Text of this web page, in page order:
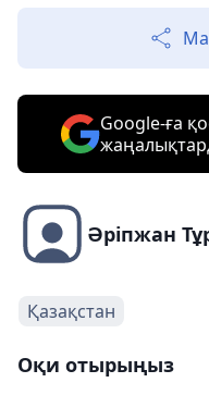
Google-ға
Әріпжан
Қазақстан
Оқи отырыңыз